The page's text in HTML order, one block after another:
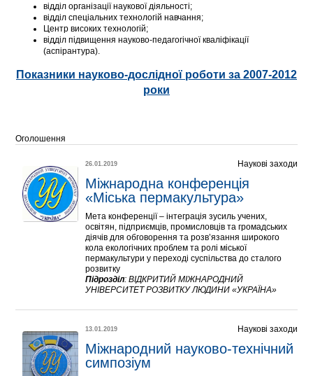
відділ організації наукової діяльності;
відділ спеціальних технологій навчання;
Центр високих технологій;
відділ підвищення науково-педагогічної кваліфікації
(аспірантура).
Показники науково-дослідної роботи за 2007-2012
роки
Оголошення
Наукові заходи
26.01.2019
Міжнародна конференція
«Міська пермакультура»
Мета конференції – інтеграція зусиль учених,
освітян, підприємців, промисловців та громадських
діячів для обговорення та розв’язання широкого
кола екологічних проблем та ролі міської
пермакультури у переході суспільства до сталого
розвитку
Підрозділ:ВІДКРИТИЙ МІЖНАРОДНИЙ
УНІВЕРСИТЕТ РОЗВИТКУ ЛЮДИНИ «УКРАЇНА»
Наукові заходи
13.01.2019
Міжнародний науково-технічний
симпозіум